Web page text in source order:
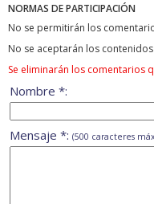
NORMAS DE PARTICIPACIÓN
No se permitirán los
No se aceptarán los
Se eliminarán los comentarios
Nombre *:
Mensaje *: (500 caracteres